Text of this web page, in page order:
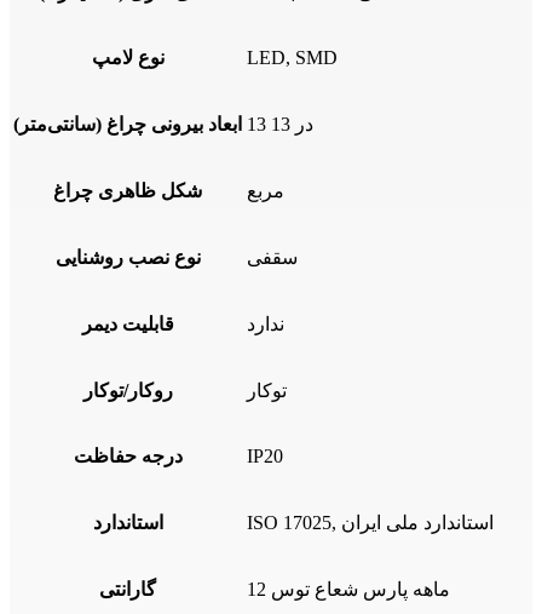
نوع لامپ LED, SMD
ابعاد بیرونی چراغ (سانتی‌متر) 13 در 13
شکل ظاهری چراغ مربع
نوع نصب روشنایی سقفی
قابلیت دیمر ندارد
روکار/توکار توکار
درجه حفاظت IP20
استاندارد ISO 17025, استاندارد ملی ایران
گارانتی 12 ماهه پارس شعاع توس